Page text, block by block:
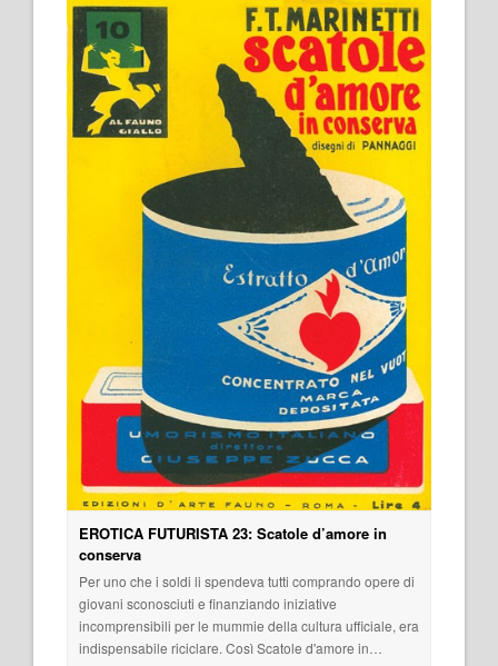
EROTICA FUTURISTA 23: Scatole d’amore in
conserva
Per uno che i soldi li spendeva tutti comprando opere di
giovani sconosciuti e finanziando iniziative
incomprensibili per le mummie della cultura ufficiale, era
indispensabile riciclare. Così Scatole d'amore in…